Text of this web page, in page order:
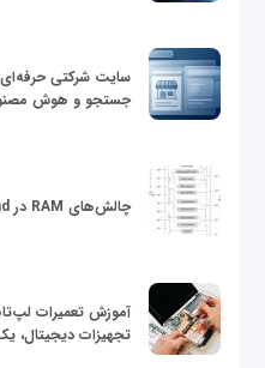
سایت شرکتی
جستجو و هوش
چالش‌های RAM در Workloadهای محاسباتی HPC
آموزش تعمیرات
تجهیزات دیجیتال،